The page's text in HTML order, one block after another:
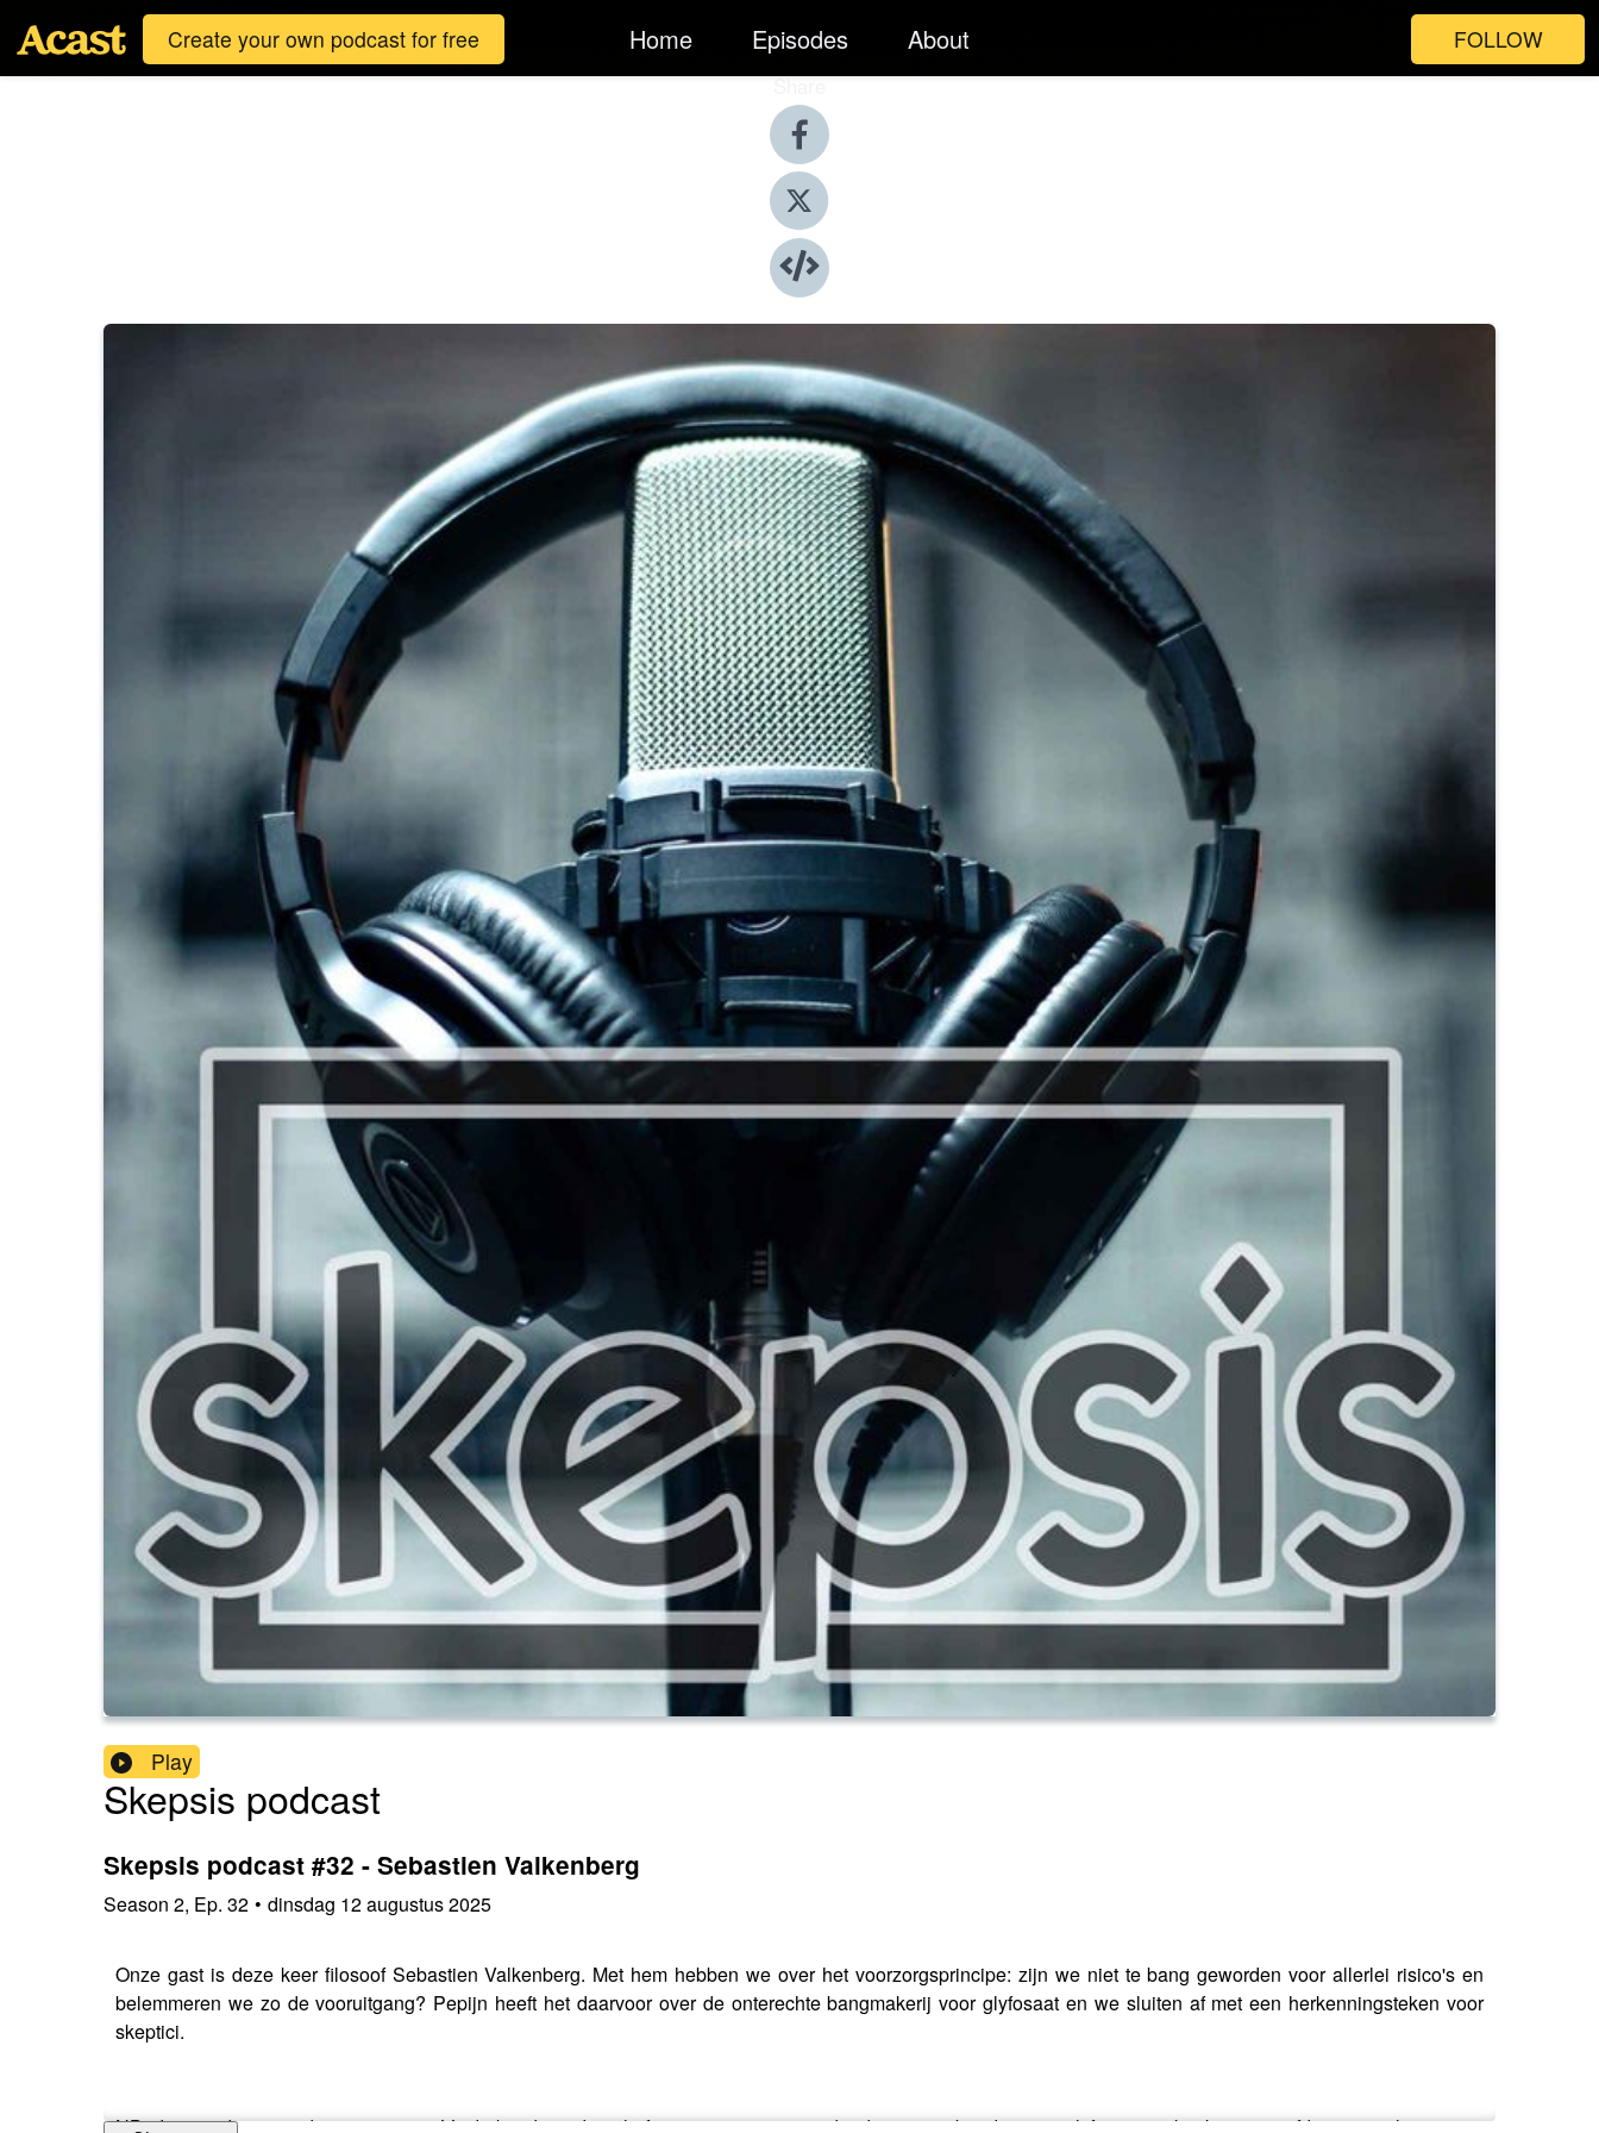
Create your own podcast for free Home Episodes About FOLLOW
Share
Play
Skepsis podcast
Skepsis podcast #32 - Sebastien Valkenberg
Season 2, Ep. 32 • dinsdag 12 augustus 2025
Onze gast is deze keer filosoof Sebastien Valkenberg. Met hem hebben we over het voorzorgsprincipe: zijn we niet te bang geworden voor allerlei risico's en
belemmeren we zo de vooruitgang? Pepijn heeft het daarvoor over de onterechte bangmakerij voor glyfosaat en we sluiten af met een herkenningsteken voor
skeptici.
NB: deze podcast werd opgenomen vóór de kortdurende ophef over een nieuwe studie die een verband tussen glyfosaat en kanker in proefdieren zou laten zien.